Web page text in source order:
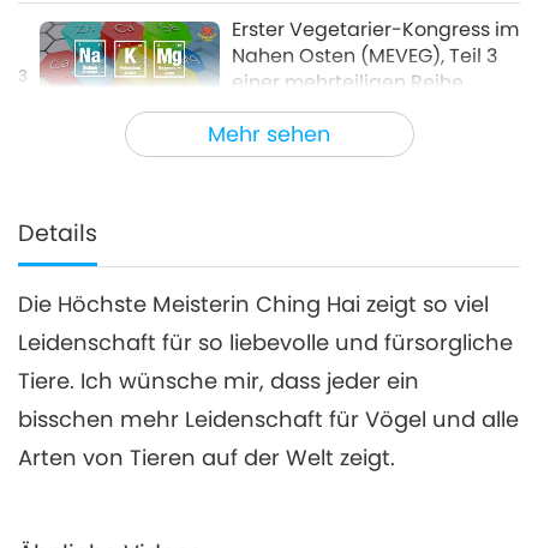
Mehr sehen
3
Erster Vegetarier-Kongress im
Nahen Osten (MEVEG), Teil 3
einer mehrteiligen Reihe
Worte der Weisheit 2022-12-28
4
21:08
Worte der Weisheit 2022-12-29 4022Views
5
Erster Vegetarier-Kongress im
Nahen Osten (MEVEG), Teil 5
einer mehrteiligen Reihe
2022-12-30
Details
Die Höchste Meisterin Ching Hai zeigt so viel
Leidenschaft für so liebevolle und fürsorgliche
Tiere. Ich wünsche mir, dass jeder ein
bisschen mehr Leidenschaft für Vögel und alle
Arten von Tieren auf der Welt zeigt.